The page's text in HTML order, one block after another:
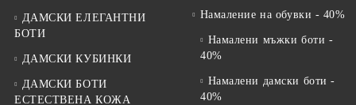
ДАМСКИ ЕЛЕГАНТНИ
БОТИ
ДАМСКИ КУБИНКИ
ДАМСКИ БОТИ
ЕСТЕСТВЕНА КОЖА
Намаление на обувки - 40%
Намалени мъжки боти -
40%
Намалени дамски боти -
40%